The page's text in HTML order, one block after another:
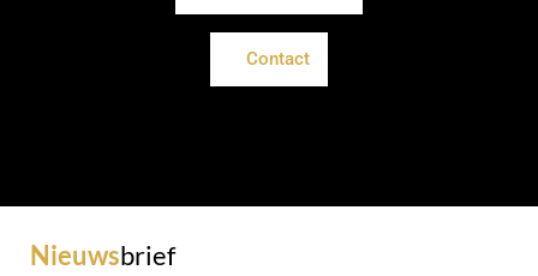
Contact
Nieuwsbrief